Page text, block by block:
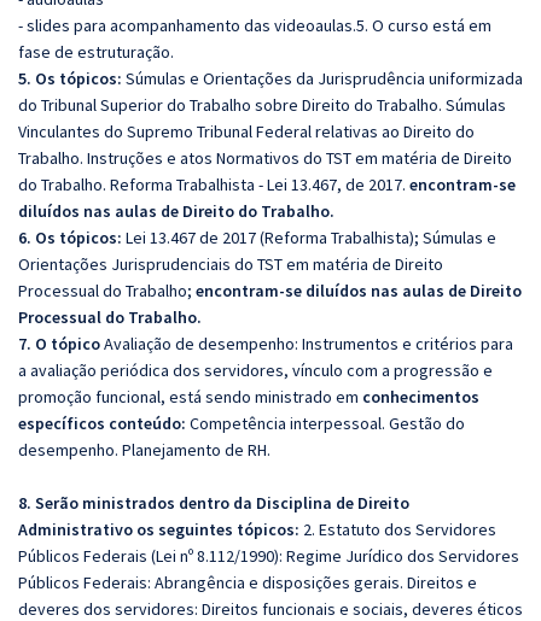
- slides para acompanhamento das videoaulas.5. O curso está em
fase de estruturação.
5. Os tópicos: Súmulas e Orientações da Jurisprudência uniformizada
do Tribunal Superior do Trabalho sobre Direito do Trabalho. Súmulas
Vinculantes do Supremo Tribunal Federalrelativas ao Direito do
Trabalho. Instruções e atos Normativos do TST em matéria de Direito
do Trabalho. Reforma Trabalhista - Lei 13.467, de 2017. encontram-se
diluídos nas aulas de Direito do Trabalho.
6. Os tópicos: Lei 13.467 de 2017 (Reforma Trabalhista); Súmulas e
Orientações Jurisprudenciais do TST em matéria de Direito
Processual do Trabalho; encontram-se diluídos nas aulas de Direito
Processual do Trabalho.
7. O tópicoAvaliação de desempenho: Instrumentos e critérios para
a avaliação periódica dos servidores, vínculo com a progressão e
promoção funcional, está sendo ministrado em conhecimentos
específicos conteúdo: Competência interpessoal. Gestão do
desempenho. Planejamento de RH.
8. Serão ministrados dentro da Disciplina de Direito
Administrativo os seguintes tópicos: 2. Estatuto dos Servidores
Públicos Federais (Lei nº 8.112/1990): Regime Jurídico dos Servidores
Públicos Federais: Abrangência e disposições gerais. Direitos e
deveres dos servidores: Direitos funcionais e sociais, deveres éticos